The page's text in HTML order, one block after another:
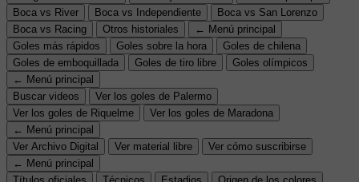
Boca vs River
Boca vs Independiente
Boca vs San Lorenzo
Boca vs Racing
Otros historiales
← Menú principal
Goles más rápidos
Goles sobre la hora
Goles de chilena
Goles de emboquillada
Goles de tiro libre
Goles olímpicos
← Menú principal
Buscar videos
Ver los goles de Palermo
Ver los goles de Riquelme
Ver los goles de Maradona
← Menú principal
Ver Archivo Digital
Ver material libre
Ver cómo suscribirse
← Menú principal